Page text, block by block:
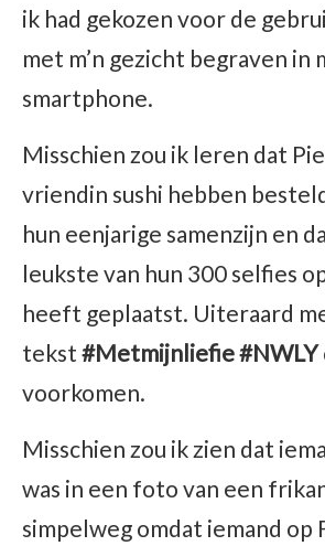
ik had gekozen voor de
met m’n gezicht begraven in
smartphone.
Misschien zou ik leren dat
vriendin sushi hebben
hun eenjarige samenzijn en
leukste van hun 300 selfies
heeft geplaatst. Uiteraard
tekst #Metmijnliefie #NWLY
voorkomen.
Misschien zou ik zien dat
was in een foto van een
simpelweg omdat iemand op